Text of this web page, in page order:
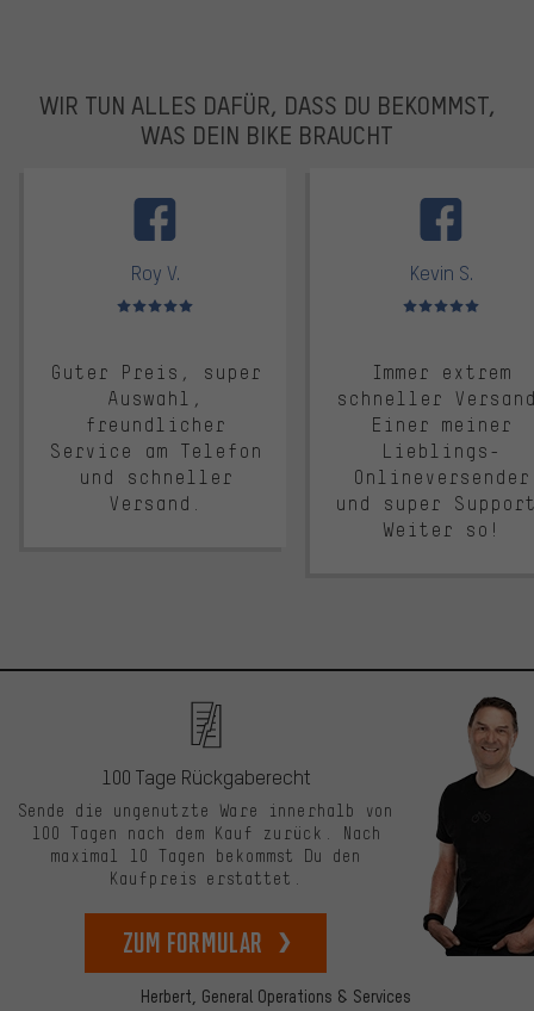
WIR TUN ALLES DAFÜR, DASS DU BEKOMMST,
WAS DEIN BIKE BRAUCHT
Roy V.
Bewertungen: 5 von 5
Guter Preis, super
Auswahl,
freundlicher
Service am Telefon
und schneller
Versand.
Kevin S.
Bewertungen: 5 von 5
Immer extrem
schneller
Einer meiner
Lieblings-
Onlineversender
und super
Weiter so!
Herbert, General Operations & Services
100 Tage Rückgaberecht
Sende die ungenutzte Ware innerhalb von
100 Tagen nach dem Kauf zurück. Nach
maximal 10 Tagen bekommst Du den
Kaufpreis erstattet.
zum Formular